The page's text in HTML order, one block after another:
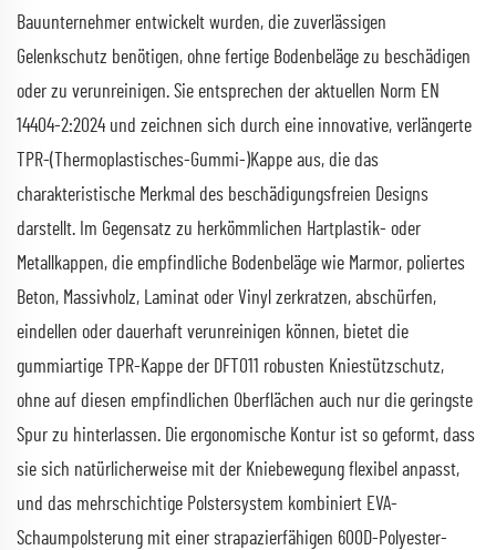
Bauunternehmer entwickelt wurden, die zuverlässigen
Gelenkschutz benötigen, ohne fertige Bodenbeläge zu beschädigen
oder zu verunreinigen. Sie entsprechen der aktuellen Norm EN
14404-2:2024 und zeichnen sich durch eine innovative, verlängerte
TPR-(Thermoplastisches-Gummi-)Kappe aus, die das
charakteristische Merkmal des beschädigungsfreien Designs
darstellt. Im Gegensatz zu herkömmlichen Hartplastik- oder
Metallkappen, die empfindliche Bodenbeläge wie Marmor, poliertes
Beton, Massivholz, Laminat oder Vinyl zerkratzen, abschürfen,
eindellen oder dauerhaft verunreinigen können, bietet die
gummiartige TPR-Kappe der DFT011 robusten Kniestützschutz,
ohne auf diesen empfindlichen Oberflächen auch nur die geringste
Spur zu hinterlassen. Die ergonomische Kontur ist so geformt, dass
sie sich natürlicherweise mit der Kniebewegung flexibel anpasst,
und das mehrschichtige Polstersystem kombiniert EVA-
Schaumpolsterung mit einer strapazierfähigen 600D-Polyester-